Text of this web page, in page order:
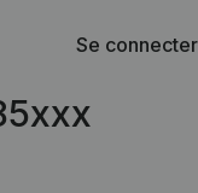
Se connecter